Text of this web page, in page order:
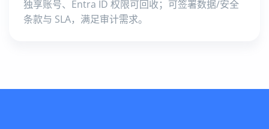
独享账号、Entra ID 权限可回收；可签署数据/安全
条款与 SLA，满足审计需求。